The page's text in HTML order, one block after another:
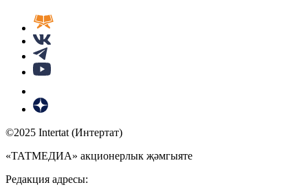
©2025 Intertat (Интертат)
«ТАТМЕДИА» акционерлык җәмгыяте
Редакция адресы: